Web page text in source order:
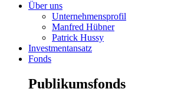
Über uns
Unternehmensprofil
Manfred Hübner
Patrick Hussy
Investmentansatz
Fonds
Publikumsfonds